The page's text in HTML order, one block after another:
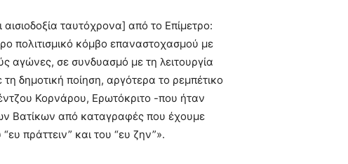
ταυτόχρονα] από το Επίμετρο:
πολιτισμικό κόμβο επαναστοχασμού με
αγώνες, σε συνδυασμό με τη λειτουργία
δημοτική ποίηση, αργότερα το ρεμπέτικο
Κορνάρου, Ερωτόκριτο -που ήταν
Βατίκων από καταγραφές που έχουμε
πράττειν” και του “ευ ζην”».